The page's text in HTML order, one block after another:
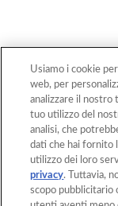
Creazioni
Usiamo i cookie
web, per
analizzare il nostro
tuo utilizzo del
analisi, che
dati che hai fornito
utilizzo dei loro
privacy. Tuttavia,
scopo pubblicitario